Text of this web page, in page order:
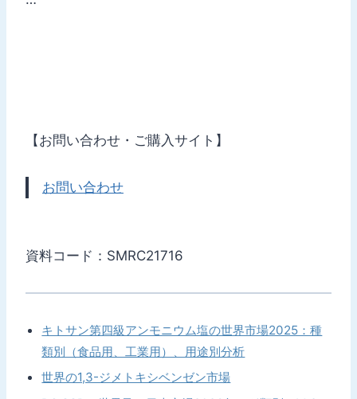
【お問い合わせ・ご購入サイト】
お問い合わせ
資料コード：SMRC21716
キトサン第四級アンモニウム塩の世界市場2025：種
類別（食品用、工業用）、用途別分析
世界の1,3-ジメトキシベンゼン市場